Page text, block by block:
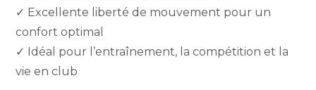
✓ Excellente liberté de mouvement pour un
confort optimal
✓ Idéal pour l’entraînement, la compétition et la
vie en club